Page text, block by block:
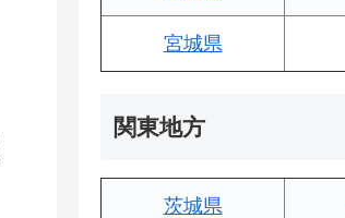
宮城県
関東地方
茨城県